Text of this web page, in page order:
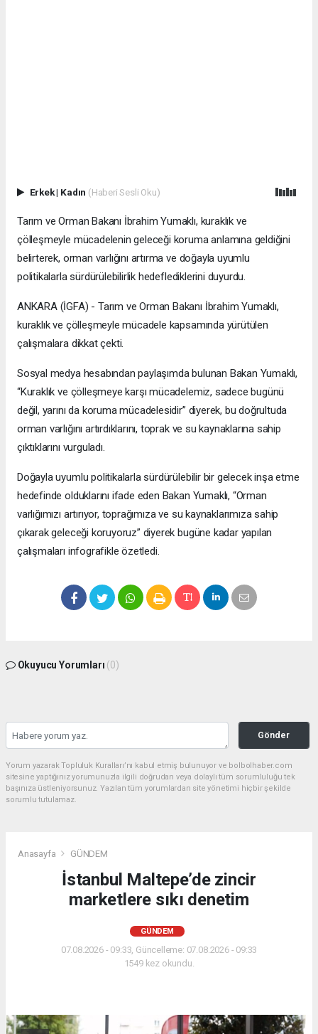
Erkek| Kadın (Haberi Sesli Oku)
Tarım ve Orman Bakanı İbrahim Yumaklı, kuraklık ve
çölleşmeyle mücadelenin geleceği koruma anlamına geldiğini
belirterek, orman varlığını artırma ve doğayla uyumlu
politikalarla sürdürülebilirlik hedeflediklerini duyurdu.
ANKARA (İGFA) - Tarım ve Orman Bakanı İbrahim Yumaklı,
kuraklık ve çölleşmeyle mücadele kapsamında yürütülen
çalışmalara dikkat çekti.
Sosyal medya hesabından paylaşımda bulunan Bakan Yumaklı,
“Kuraklık ve çölleşmeye karşı mücadelemiz, sadece bugünü
değil, yarını da koruma mücadelesidir” diyerek, bu doğrultuda
orman varlığını artırdıklarını, toprak ve su kaynaklarına sahip
çıktıklarını vurguladı.
Doğayla uyumlu politikalarla sürdürülebilir bir gelecek inşa etme
hedefinde olduklarını ifade eden Bakan Yumaklı, “Orman
varlığımızı artırıyor, toprağımıza ve su kaynaklarımıza sahip
çıkarak geleceği koruyoruz” diyerek bugüne kadar yapılan
çalışmaları infografikle özetledi.
Okuyucu Yorumları (0)
Gönder
Yorum yazarak Topluluk Kuralları’nı kabul etmiş bulunuyor ve bolbolhaber.com
sitesine yaptığınız yorumunuzla ilgili doğrudan veya dolaylı tüm sorumluluğu tek
başınıza üstleniyorsunuz. Yazılan tüm yorumlardan site yönetimi hiçbir şekilde
sorumlu tutulamaz.
Anasayfa GÜNDEM
İstanbul Maltepe’de zincir
marketlere sıkı denetim
GÜNDEM
07.08.2026 - 09:33, Güncelleme: 07.08.2026 - 09:33
1549 kez okundu.